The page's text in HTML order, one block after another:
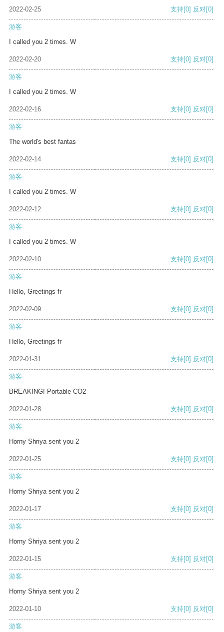
2022-02-25 支持[0] 反对[0]
游客
I called you 2 times. W
2022-02-20 支持[0] 反对[0]
游客
I called you 2 times. W
2022-02-16 支持[0] 反对[0]
游客
The world's best fantas
2022-02-14 支持[0] 反对[0]
游客
I called you 2 times. W
2022-02-12 支持[0] 反对[0]
游客
I called you 2 times. W
2022-02-10 支持[0] 反对[0]
游客
Hello, Greetings fr
2022-02-09 支持[0] 反对[0]
游客
Hello, Greetings fr
2022-01-31 支持[0] 反对[0]
游客
BREAKING! Portable CO2
2022-01-28 支持[0] 反对[0]
游客
Horny Shriya sent you 2
2022-01-25 支持[0] 反对[0]
游客
Horny Shriya sent you 2
2022-01-17 支持[0] 反对[0]
游客
Horny Shriya sent you 2
2022-01-15 支持[0] 反对[0]
游客
Horny Shriya sent you 2
2022-01-10 支持[0] 反对[0]
游客